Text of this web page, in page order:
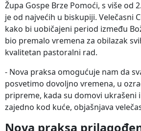
Župa Gospe Brze Pomoći, s više od
je od najvećih u biskupiji. Velečasni
kako bi uobičajeni period između
bio premalo vremena za obilazak
kvalitetan pastoralni rad.
- Nova praksa omogućuje nam da
posvetimo dovoljno vremena, u
pripreme, kada su domovi ukrašeni
zajedno kod kuće, objašnjava
Nova praksa